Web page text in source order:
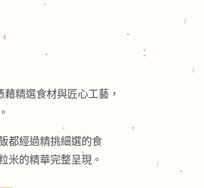
精選食材與匠心工藝，
都經過精挑細選的食
米的精華完整呈現。